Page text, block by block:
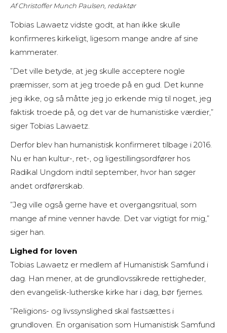
Af Christoffer Munch Paulsen , redaktør
Tobias Lawaetz vidste godt, at han ikke skulle
konfirmeres kirkeligt, ligesom mange andre af sine
kammerater.
”Det ville betyde, at jeg skulle acceptere nogle
præmisser, som at jeg troede på en gud. Det kunne
jeg ikke, og så måtte jeg jo erkende mig til noget, jeg
faktisk troede på, og det var de humanistiske værdier,”
siger Tobias Lawaetz.
Derfor blev han humanistisk konfirmeret tilbage i 2016.
Nu er han kultur-, ret-, og ligestillingsordfører hos
Radikal Ungdom indtil september, hvor han søger
andet ordførerskab.
”Jeg ville også gerne have et overgangsritual, som
mange af mine venner havde. Det var vigtigt for mig,”
siger han.
Lighed for loven
Tobias Lawaetz er medlem af Humanistisk Samfund i
dag. Han mener, at de grundlovssikrede rettigheder,
den evangelisk-lutherske kirke har i dag, bør fjernes.
”Religions- og livssynslighed skal fastsættes i
grundloven. En organisation som Humanistisk Samfund